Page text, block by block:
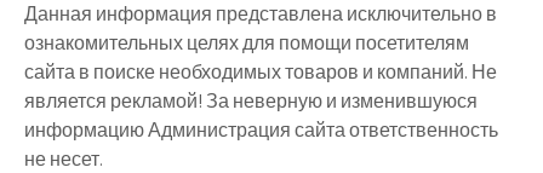
Данная информация представлена исключительно в
ознакомительных целях для помощи посетителям
сайта в поиске необходимых товаров и компаний. Не
является рекламой! За неверную и изменившуюся
информацию Администрация сайта ответственность
не несет.